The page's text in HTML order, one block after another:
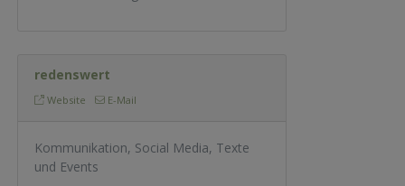
redenswert
Website E-Mail
Kommunikation, Social Media, Texte
und Events